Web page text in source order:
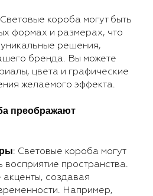
короба могут быть
формах и размерах, что
решения,
бренда. Вы можете
цвета и графические
желаемого эффекта.
преображают
: Световые короба могут
восприятие пространства.
создавая
Например,